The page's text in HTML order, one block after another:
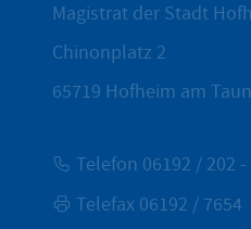
Magistrat der Stadt
Chinonplatz 2
65719 Hofheim am
Telefon 06192 / 202 -
Telefax 06192 / 7654